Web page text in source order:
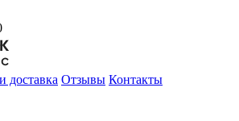
доставка Отзывы Контакты